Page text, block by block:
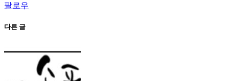
팔로우
다른 글